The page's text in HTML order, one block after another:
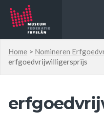
Home > Nomineren
erfgoedvrijwilligersprijs